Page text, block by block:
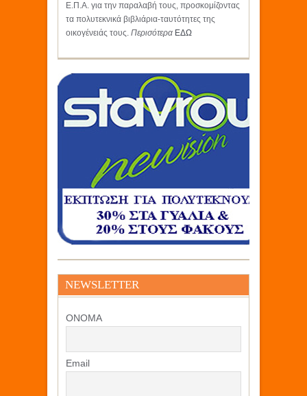
Ε.Π.Α. για την παραλαβή τους, προσκομίζοντας
τα πολυτεκνικά βιβλιάρια-ταυτότητες της
οικογένειάς τους. Περισότερα ΕΔΩ
NEWSLETTER
ΟΝΟΜΑ
Email